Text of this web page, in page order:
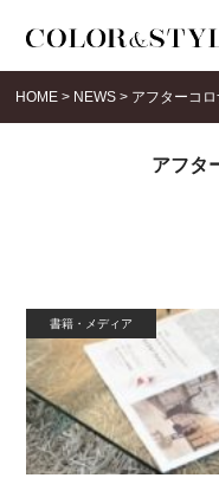
HOME > NEWS > アフターコ
アフタ
書籍・メディア